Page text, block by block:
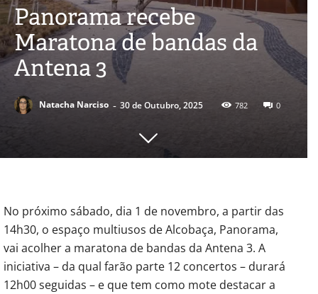
Panorama recebe
Maratona de bandas da
Antena 3
Natacha Narciso - 30 de Outubro, 2025 782 0
No próximo sábado, dia 1 de novembro, a partir das
14h30, o espaço multiusos de Alcobaça, Panorama,
vai acolher a maratona de bandas da Antena 3. A
iniciativa – da qual farão parte 12 concertos – durará
12h00 seguidas – e que tem como mote destacar a